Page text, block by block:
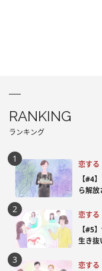
RANKING
ランキング
恋する
【#4
ら解
恋する
【#5
生き抜
恋する